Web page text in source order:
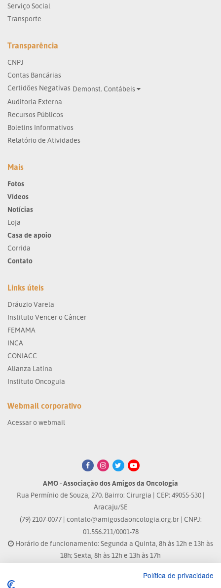
Serviço Social
Transporte
Transparência
CNPJ
Contas Bancárias
Certidões Negativas Demonst. Contábeis
Auditoria Externa
Recursos Públicos
Boletins Informativos
Relatório de Atividades
Mais
Fotos
Vídeos
Notícias
Loja
Casa de apoio
Corrida
Contato
Links úteis
Dráuzio Varela
Instituto Vencer o Câncer
FEMAMA
INCA
CONIACC
Alianza Latina
Instituto Oncoguia
Webmail corporativo
Acessar o webmail
AMO - Associação dos Amigos da Oncologia
Rua Permínio de Souza, 270. Bairro: Cirurgia | CEP: 49055-530 |
Aracaju/SE
(79) 2107-0077 | contato@amigosdaoncologia.org.br| CNPJ:
01.556.211/0001-78
Horário de funcionamento: Segunda a Quinta, 8h às 12h e 13h às
18h; Sexta, 8h às 12h e 13h às 17h
Site atualizado em: 07/08/2026 às 17:25hPolítica de privacidade